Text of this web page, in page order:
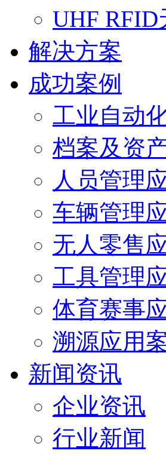
UHF RFID
解决方案
成功案例
工业自动
档案及资
人员管理
车辆管理
无人零售
工具管理
体育赛事
溯源应用
新闻资讯
企业资讯
行业新闻